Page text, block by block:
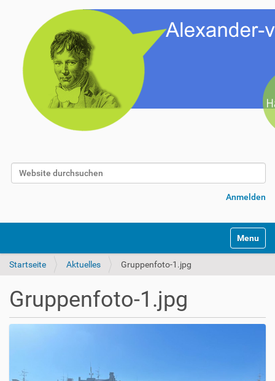
Website durchsuchen
Anmelden
Toggle
Startseite Aktuelles Gruppenfoto-1.jpg
Gruppenfoto-1.jpg